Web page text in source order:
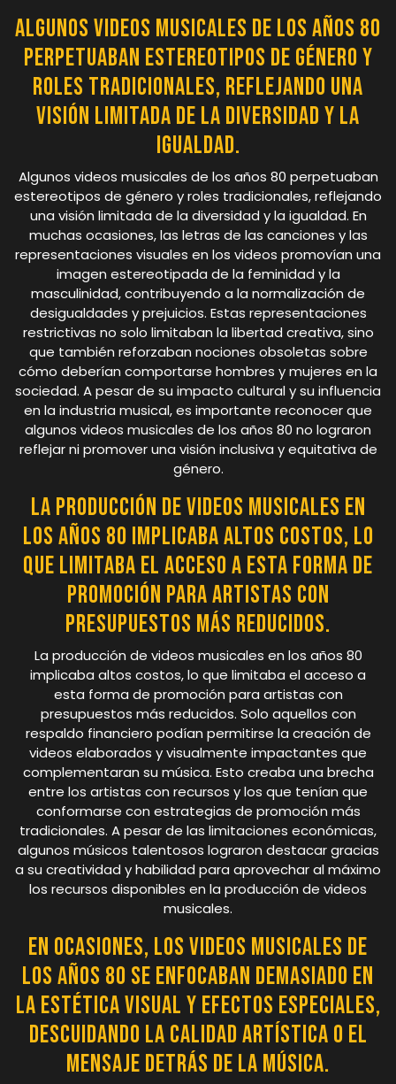
Algunos videos musicales de los años 80
perpetuaban estereotipos de género y
roles tradicionales, reflejando una
visión limitada de la diversidad y la
igualdad.
Algunos videos musicales de los años 80 perpetuaban
estereotipos de género y roles tradicionales, reflejando
una visión limitada de la diversidad y la igualdad. En
muchas ocasiones, las letras de las canciones y las
representaciones visuales en los videos promovían una
imagen estereotipada de la feminidad y la
masculinidad, contribuyendo a la normalización de
desigualdades y prejuicios. Estas representaciones
restrictivas no solo limitaban la libertad creativa, sino
que también reforzaban nociones obsoletas sobre
cómo deberían comportarse hombres y mujeres en la
sociedad. A pesar de su impacto cultural y su influencia
en la industria musical, es importante reconocer que
algunos videos musicales de los años 80 no lograron
reflejar ni promover una visión inclusiva y equitativa de
género.
La producción de videos musicales en
los años 80 implicaba altos costos, lo
que limitaba el acceso a esta forma de
promoción para artistas con
presupuestos más reducidos.
La producción de videos musicales en los años 80
implicaba altos costos, lo que limitaba el acceso a
esta forma de promoción para artistas con
presupuestos más reducidos. Solo aquellos con
respaldo financiero podían permitirse la creación de
videos elaborados y visualmente impactantes que
complementaran su música. Esto creaba una brecha
entre los artistas con recursos y los que tenían que
conformarse con estrategias de promoción más
tradicionales. A pesar de las limitaciones económicas,
algunos músicos talentosos lograron destacar gracias
a su creatividad y habilidad para aprovechar al máximo
los recursos disponibles en la producción de videos
musicales.
En ocasiones, los videos musicales de
los años 80 se enfocaban demasiado en
la estética visual y efectos especiales,
descuidando la calidad artística o el
mensaje detrás de la música.